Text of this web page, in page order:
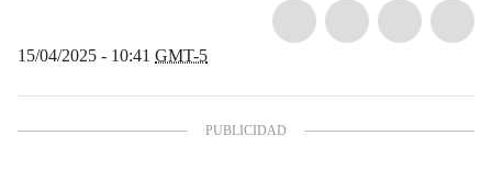
15/04/2025 - 10:41 GMT-5